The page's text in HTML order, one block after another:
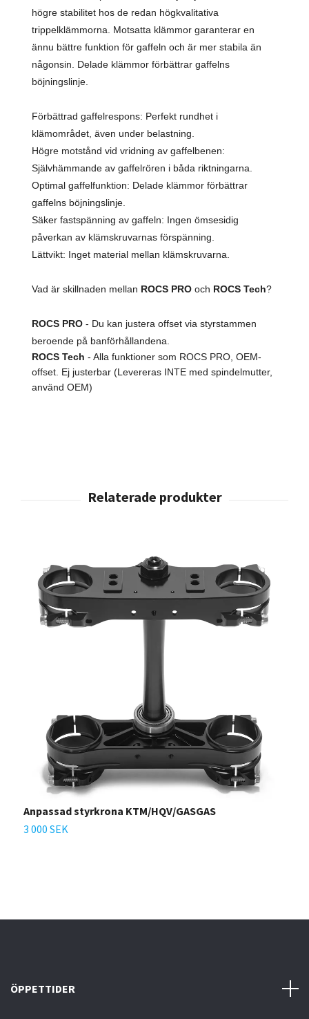
högre stabilitet hos de redan högkvalitativa
trippelklämmorna. Motsatta klämmor garanterar en
ännu bättre funktion för gaffeln och är mer stabila än
någonsin. Delade klämmor förbättrar gaffelns
böjningslinje.
Förbättrad gaffelrespons: Perfekt rundhet i
klämområdet, även under belastning.
Högre motstånd vid vridning av gaffelbenen:
Självhämmande av gaffelrören i båda riktningarna.
Optimal gaffelfunktion: Delade klämmor förbättrar
gaffelns böjningslinje.
Säker fastspänning av gaffeln: Ingen ömsesidig
påverkan av klämskruvarnas förspänning.
Lättvikt: Inget material mellan klämskruvarna.
Vad är skillnaden mellan ROCS PRO och ROCS Tech?
ROCS PRO - Du kan justera offset via styrstammen
beroende på banförhållandena.
ROCS Tech - Alla funktioner som ROCS PRO, OEM-
offset. Ej justerbar (Levereras INTE med spindelmutter,
använd OEM)
Anpassad styrkrona KTM/HQV/GASGAS
3 000 SEK
ÖPPETTIDER